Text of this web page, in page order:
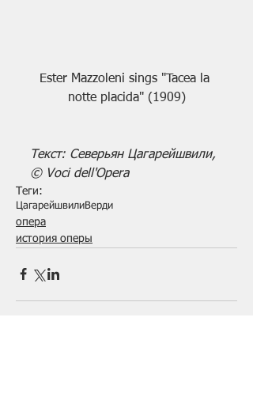
Ester Mazzoleni sings "Tacea la
notte placida" (1909)
Текст: Северьян Цагарейшвили,
© Voci dell'Opera
Теги:
ЦагарейшвилиВерди
опера
история оперы